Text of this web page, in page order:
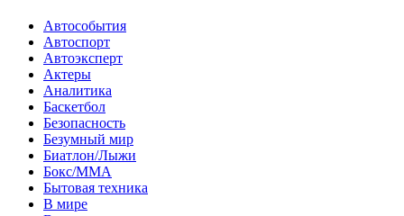
Автособытия
Автоспорт
Автоэксперт
Актеры
Аналитика
Баскетбол
Безопасность
Безумный мир
Биатлон/Лыжи
Бокс/MMA
Бытовая техника
В мире